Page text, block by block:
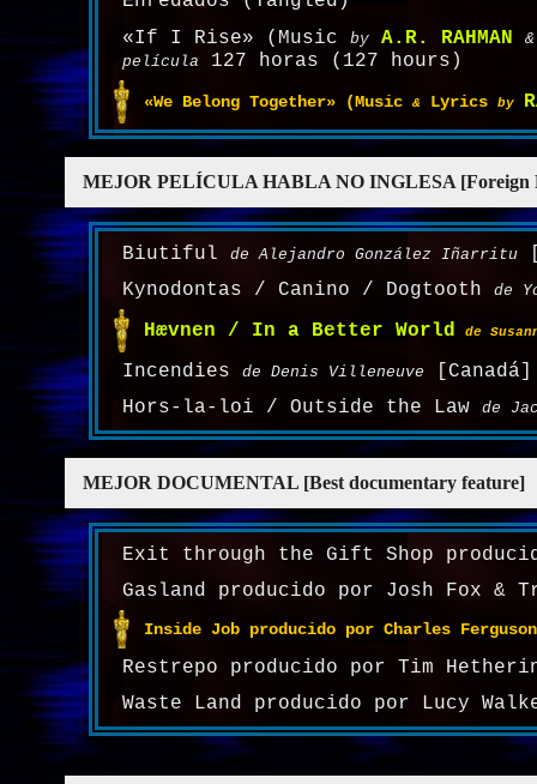
«If I Rise» (Music by A.R. RAHMAN &
película 127 horas (127 hours)
«We Belong Together» (Music & Lyrics by
MEJOR PELÍCULA HABLA NO INGLESA [Foreign
Biutiful de Alejandro González Iñarritu
Kynodontas / Canino / Dogtooth de
Hævnen / In a Better World de
Incendies de Denis Villeneuve
[Canadá]
Hors-la-loi / Outside the Law de
MEJOR DOCUMENTAL [Best documentary feature]
Exit through the Gift Shop
Gasland producido por Josh Fox &
Inside Job producido por Charles
Restrepo producido por Tim
Waste Land producido por Lucy